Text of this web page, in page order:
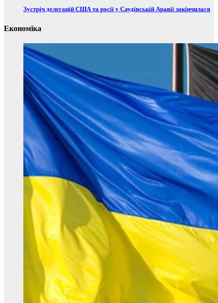
Зустріч делегацій США та росії у Саудівській Аравії закінчилася
Економіка